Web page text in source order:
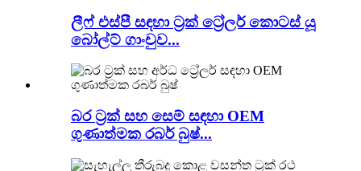
ලීෆ් එස්පී සඳහා ට්‍රක් ට්‍රේලර් කොටස් යූ
බෝල්ට් ගාංචුව...
බර ට්‍රක් සහ සෙම් සඳහා OEM
ගුණාත්මක රබර් බුෂ්...